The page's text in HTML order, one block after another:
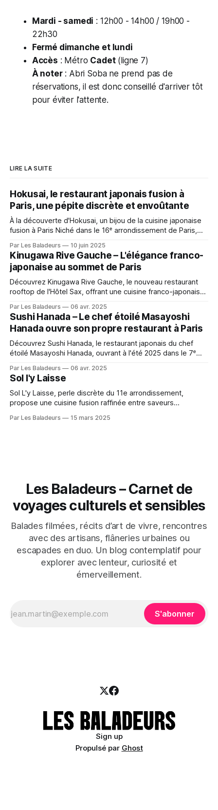
Mardi - samedi : 12h00 - 14h00 / 19h00 -
22h30
Fermé dimanche et lundi
Accès : Métro Cadet(ligne 7)
À noter: Abri Soba ne prend pas de
réservations, il est donc conseillé d'arriver tôt
pour éviter l'attente.
LIRE LA SUITE
Hokusai, le restaurant japonais fusion à
Paris, une pépite discrète et envoûtante
À la découverte d'Hokusai, un bijou de la cuisine japonaise
fusion à Paris Niché dans le 16ᵉ arrondissement de Paris,
invite les amateurs de cuisine japonaise à une expérience
culinaire revisitée avec des influences contemporaines.
Par Les Baladeurs 10 juin 2025
Kinugawa Rive Gauche – L'élégance franco-
japonaise au sommet de Paris
Découvrez Kinugawa Rive Gauche, le nouveau restaurant
rooftop de l'Hôtel Sax, offrant une cuisine franco-japonaise
des sashimis de toro, taruto au saumon et truffe blanche
dans un cadre élégant et contemporain.
Par Les Baladeurs 06 avr. 2025
Sushi Hanada – Le chef étoilé Masayoshi
Hanada ouvre son propre restaurant à Paris
Découvrez Sushi Hanada, le restaurant japonais du chef
étoilé Masayoshi Hanada, ouvrant à l'été 2025 dans le 7ᵉ
dans un cadre élégant et épuré, signés par un maître
reconnu de la gastronomie nippone.
Par Les Baladeurs 06 avr. 2025
Sol l'y Laisse
Sol L'y Laisse, perle discrète du 11e arrondissement,
propose une cuisine fusion raffinée entre saveurs
chaleureux d'Akiko pour une expérience gustative
Par Les Baladeurs 15 mars 2025
Les Baladeurs – Carnet de
voyages culturels et sensibles
Balades filmées, récits d’art de vivre, rencontres
avec des artisans, flâneries urbaines ou
escapades en duo. Un blog contemplatif pour
explorer avec lenteur, curiosité et
émerveillement.
S'abonner
Sign up
Propulsé par Ghost